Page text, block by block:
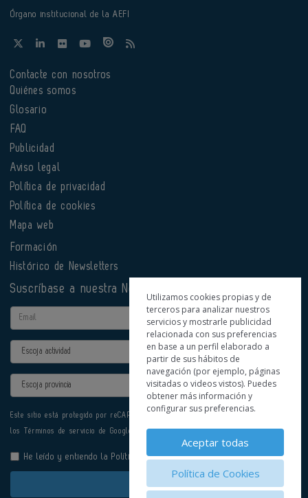
Órgano institucional de la AEFI
Contacte con nosotros
Quiénes somos
Glosario
FAQ
Publicidad
Aviso legal
Política de privacidad
Política de cookies
Mapa web
Formación
Histórico de Newsletters
Suscríbase a nuestra Newsletter
Email
Actividad
Provincia
Este sitio está protegido por reCAPTCHA y se aplican la
los Términos de servicio de Google.
He leído y entiendo la Política de Privacidad
Enviar
Utilizamos cookies propias y de
terceros para analizar nuestros
servicios y mostrarle publicidad
relacionada con sus preferencias
en base a un perfil elaborado a
partir de sus hábitos de
navegación (por ejemplo, páginas
visitadas o videos vistos). Puedes
obtener más información y
configurar sus preferencias.
Aceptar todas
Política de Cookies